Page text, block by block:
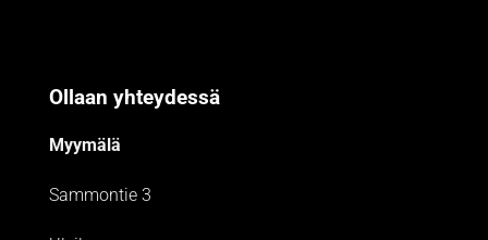
Ollaan yhteydessä
Myymälä
Sammontie 3